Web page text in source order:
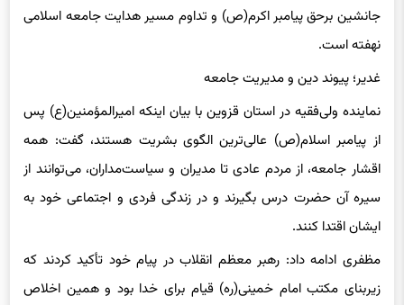
جانشین برحق پیامبر اکرم(ص) و تداوم مسیر هدایت جامعه اسلامی
نهفته است.
غدیر؛ پیوند دین و مدیریت جامعه
نماینده ولی‌فقیه در استان قزوین با بیان اینکه امیرالمؤمنین(ع) پس
از پیامبر اسلام(ص) عالی‌ترین الگوی بشریت هستند، گفت: همه
اقشار جامعه، از مردم عادی تا مدیران و سیاست‌مداران، می‌توانند از
سیره آن حضرت درس بگیرند و در زندگی فردی و اجتماعی خود به
ایشان اقتدا کنند.
مظفری ادامه داد: رهبر معظم انقلاب در پیام خود تأکید کردند که
زیربنای مکتب امام خمینی(ره) قیام برای خدا بود و همین اخلاص